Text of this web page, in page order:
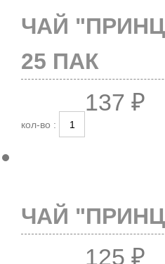
ЧАЙ
25 ПАК
137 ₽
кол-во :
ЧАЙ
125 ₽